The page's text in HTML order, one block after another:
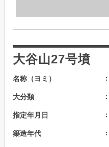
大谷山27号墳
名称（ヨミ）
大分類
指定年月日
築造年代